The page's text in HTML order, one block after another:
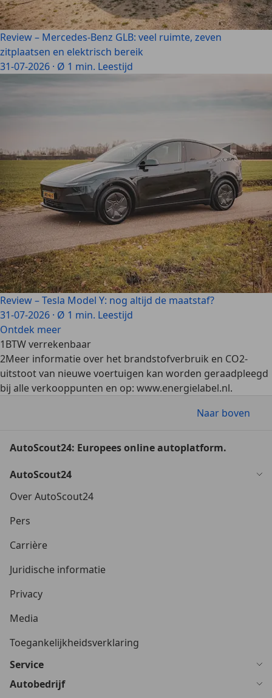
Review – Mercedes-Benz GLB: veel ruimte, zeven
zitplaatsen en elektrisch bereik
31-07-2026 · Ø 1 min. Leestijd
Review – Tesla Model Y: nog altijd de maatstaf?
31-07-2026 · Ø 1 min. Leestijd
Ontdek meer
1BTW verrekenbaar
2Meer informatie over het brandstofverbruik en CO2-
uitstoot van nieuwe voertuigen kan worden geraadpleegd
bij alle verkooppunten en op: www.energielabel.nl.
Naar boven
AutoScout24: Europees online autoplatform.
AutoScout24
Over AutoScout24
Pers
Carrière
Juridische informatie
Privacy
Media
Toegankelijkheidsverklaring
Service
Autobedrijf